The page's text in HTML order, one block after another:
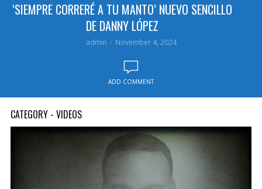
‘SIEMPRE CORRERÉ A TU MANTO’ NUEVO SENCILLO
DE DANNY LÓPEZ
admin November 4, 2024
ADD COMMENT
CATEGORY - VIDEOS